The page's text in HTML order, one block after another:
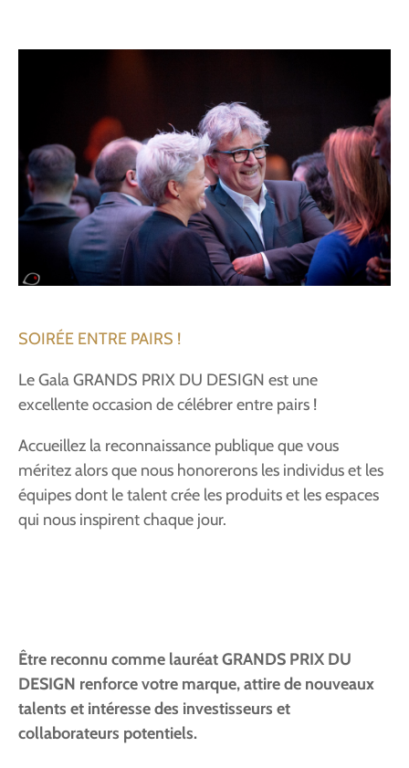
SOIRÉE ENTRE PAIRS !
Le Gala GRANDS PRIX DU DESIGN est une
excellente occasion de célébrer entre pairs !
Accueillez la reconnaissance publique que vous
méritez alors que nous honorerons les individus et les
équipes dont le talent crée les produits et les espaces
qui nous inspirent chaque jour.
Être reconnu comme lauréat GRANDS PRIX DU
DESIGN renforce votre marque, attire de nouveaux
talents et intéresse des investisseurs et
collaborateurs potentiels.